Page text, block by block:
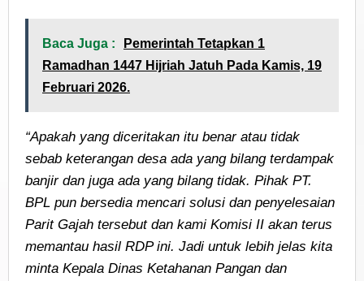
Baca Juga :
Pemerintah Tetapkan 1
Ramadhan 1447 Hijriah Jatuh Pada Kamis, 19
Februari 2026.
“Apakah yang diceritakan itu benar atau tidak
sebab keterangan desa ada yang bilang terdampak
banjir dan juga ada yang bilang tidak. Pihak PT.
BPL pun bersedia mencari solusi dan penyelesaian
Parit Gajah tersebut dan kami Komisi II akan terus
memantau hasil RDP ini. Jadi untuk lebih jelas kita
minta Kepala Dinas Ketahanan Pangan dan